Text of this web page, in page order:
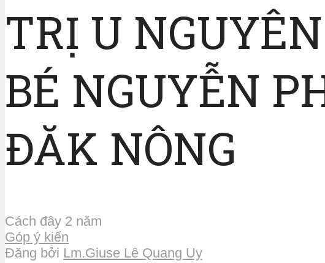
TRỊ U
BÉ NGUYỄN
ĐĂK NÔNG
Cách đây 2 năm
Góp ý kiến
Đăng bởi Lm.Giuse Lê Quang Uy